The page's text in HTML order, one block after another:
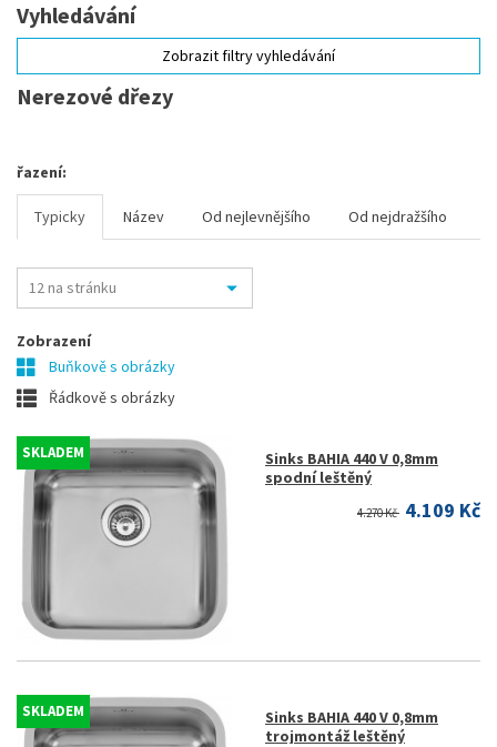
Vyhledávání
Zobrazit filtry vyhledávání
Nerezové dřezy
řazení:
Typicky Název Od nejlevnějšího Od nejdražšího
Zobrazení
Buňkově s obrázky
Řádkově s obrázky
SKLADEM
Sinks BAHIA 440 V 0,8mm
spodní leštěný
4.270 Kč 4.109 Kč
SKLADEM
Sinks BAHIA 440 V 0,8mm
trojmontáž leštěný